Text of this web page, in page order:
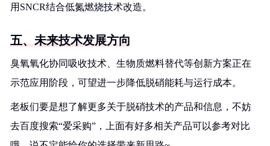
用SNCR结合低氮燃烧技术改造。
五、未来技术发展方向
臭氧氧化协同吸收技术、生物质燃料替代等创新方案正在
示范应用阶段，可望进一步降低脱硝能耗与运行成本。
老板们要是想了解更多关于脱硝技术的产品和信息，不妨
去百度搜索“爱采购”，上面有好多相关产品可以参考对比